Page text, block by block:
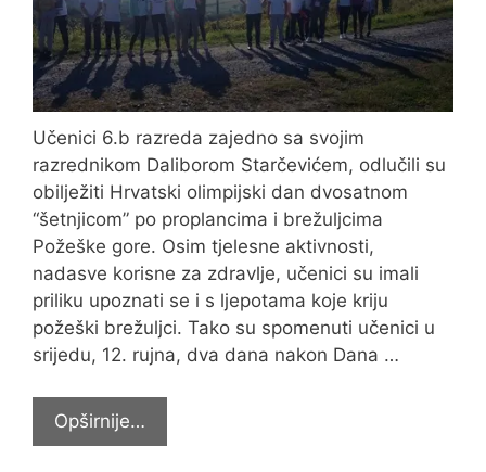
Učenici 6.b razreda zajedno sa svojim
razrednikom Daliborom Starčevićem, odlučili su
obilježiti Hrvatski olimpijski dan dvosatnom
“šetnjicom” po proplancima i brežuljcima
Požeške gore. Osim tjelesne aktivnosti,
nadasve korisne za zdravlje, učenici su imali
priliku upoznati se i s ljepotama koje kriju
požeški brežuljci. Tako su spomenuti učenici u
srijedu, 12. rujna, dva dana nakon Dana …
Opširnije…
obilježen